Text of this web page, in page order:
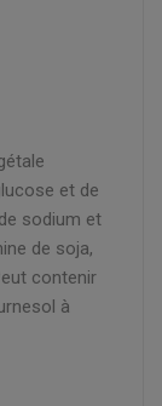
et de
sodium et
de soja,
contenir
à